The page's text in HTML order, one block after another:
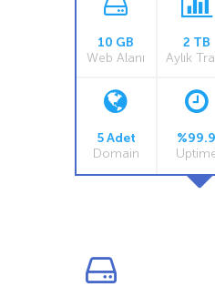
10 GB
Web Alanı
2 TB
Aylık
5 Adet
Domain
%99.9